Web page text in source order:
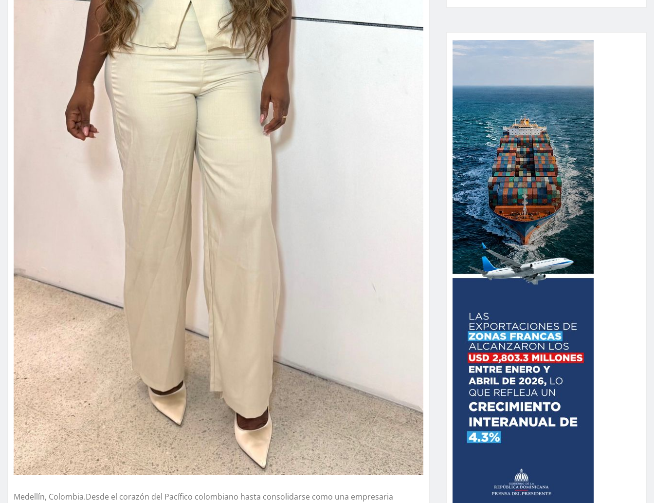
Medellín, Colombia.Desde el corazón del Pacífico colombiano hasta consolidarse como una empresaria